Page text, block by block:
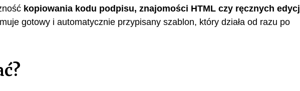
kopiowania kodu podpisu, znajomości HTML czy ręcznych
gotowy i automatycznie przypisany szablon, który działa od razu po